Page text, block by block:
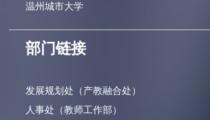
温州城市大学
部门链接
发展规划处（产教融合处）
人事处（教师工作部）